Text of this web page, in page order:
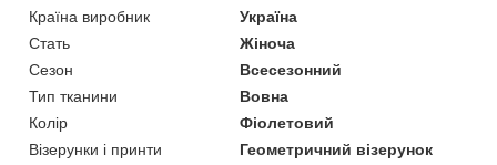
Країна виробник
Україна
Стать
Жіноча
Сезон
Всесезонний
Тип тканини
Вовна
Колір
Фіолетовий
Візерунки і принти
Геометричний візерунок